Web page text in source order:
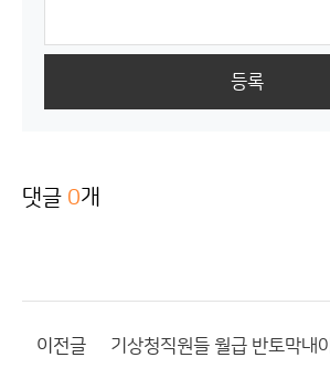
등록
댓글 0개
이전글 기상청직원들 월급 반토막내